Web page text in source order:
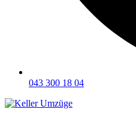
043 300 18 04